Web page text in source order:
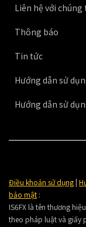
Liên hệ với chúng
Thông báo
Tin tức
Hướng dẫn sử
Hướng dẫn sử
Điều khoản sử dụng|
bảo mật :
IS6FX là tên thương
theo pháp luật và giấy